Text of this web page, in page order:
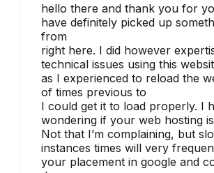
hello there and thank you for
have definitely picked up
from
right here. I did however
technical issues using this
as I experienced to reload the
of times previous to
I could get it to load properly. I
wondering if your web hosting
Not that I’m complaining, but
instances times will very
your placement in google and